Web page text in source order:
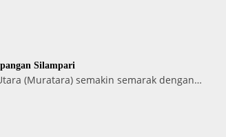
Silampari
(Muratara) semakin semarak dengan…